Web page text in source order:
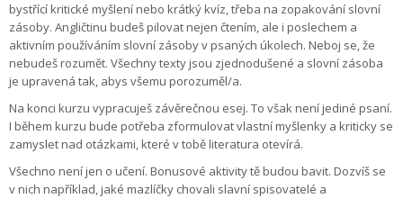
bystřící kritické myšlení nebo krátký kvíz, třeba na zopakování slovní
zásoby. Angličtinu budeš pilovat nejen čtením, ale i poslechem a
aktivním používáním slovní zásoby v psaných úkolech. Neboj se, že
nebudeš rozumět. Všechny texty jsou zjednodušené a slovní zásoba
je upravená tak, abys všemu porozuměl/a.
Na konci kurzu vypracuješ závěrečnou esej. To však není jediné psaní.
I během kurzu bude potřeba zformulovat vlastní myšlenky a kriticky se
zamyslet nad otázkami, které v tobě literatura otevírá.
Všechno není jen o učení. Bonusové aktivity tě budou bavit. Dozvíš se
v nich například, jaké mazlíčky chovali slavní spisovatelé a